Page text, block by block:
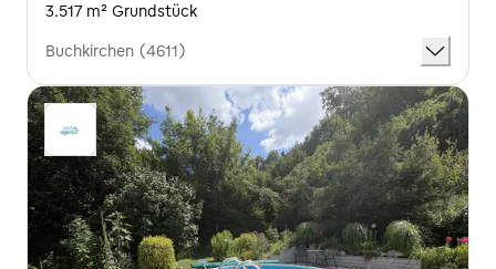
3.517 m² Grundstück
Buchkirchen (4611)